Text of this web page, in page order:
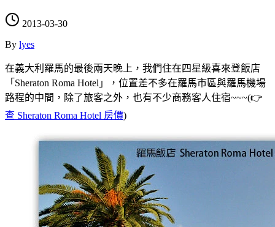
2013-03-30
By lyes
在義大利羅馬的最後兩天晚上，我們住在四星級喜來登飯店
「Sheraton Roma Hotel」，位置差不多在羅馬市區與羅馬機場
路程的中間，除了旅客之外，也有不少商務客人住宿~~~(👉
查 Sheraton Roma Hotel 房價)